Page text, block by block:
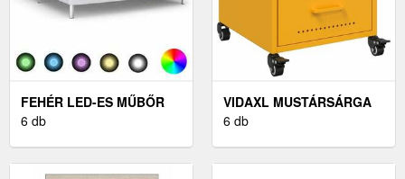
FEHÉR LED-ES MŰBŐR
ÁGYKERET 180 X 200 CM
6 db
VIDAXL MUSTÁRSÁRGA
ACÉL ÉJJELISZEKRÉNY
6 db